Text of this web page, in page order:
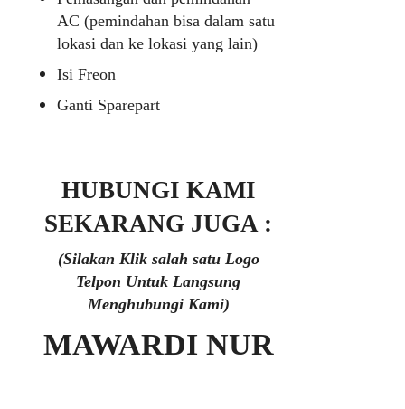
AC (pemindahan bisa dalam satu
lokasi dan ke lokasi yang lain)
Isi Freon
Ganti Sparepart
HUBUNGI KAMI
SEKARANG JUGA :
(Silakan Klik salah satu Logo
Telpon Untuk Langsung
Menghubungi Kami)
MAWARDI NUR